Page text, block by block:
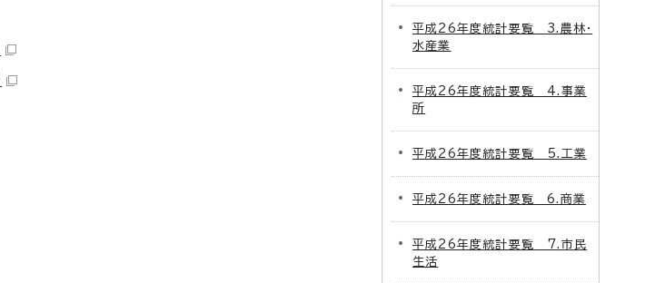
平成26年度統計要覧 3.農林・
水産業
平成26年度統計要覧 4.事業
所
平成26年度統計要覧 5.工業
平成26年度統計要覧 6.商業
平成26年度統計要覧 7.市民
生活